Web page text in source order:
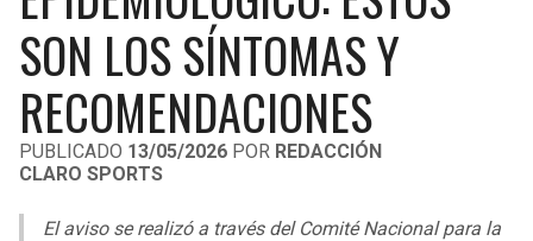
LIGA DE EXPANSIÓN MX
LEAGUES CUP
UEFA EUROPA LEAGUE
UEFA CONFERENCE LEAGUE
MLS
COPA LIBERTADORES
COPA SUDAMERICANA
RAIDERS
CHARGERS
RAVENS
CAVALIERS
PISTONS
PACERS
SON LOS SÍNTOMAS Y
RECOMENDACIONES
PUBLICADO 13/05/2026 POR REDACCIÓN
CLARO SPORTS
El aviso se realizó a través del Comité Nacional para la